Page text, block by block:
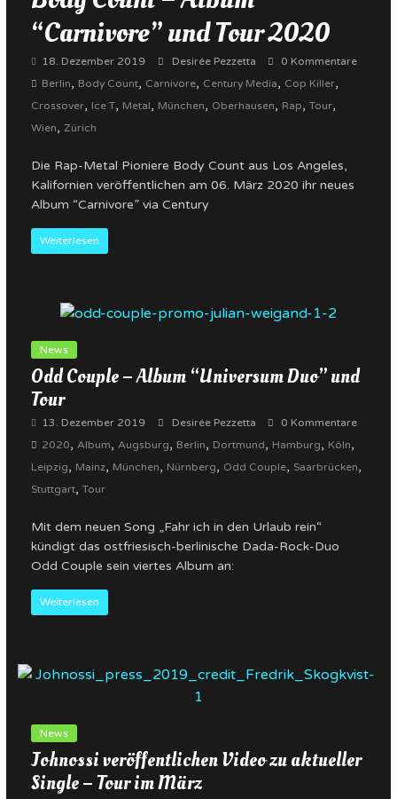
“Carnivore” und Tour 2020
18. Dezember 2019 Desirée Pezzetta
0 Kommentare
Berlin, Body Count, Carnivore, Century Media, Cop Killer,
Crossover, Ice T, Metal, München, Oberhausen, Rap, Tour,
Wien, Zürich
Die Rap-Metal Pioniere Body Count aus Los Angeles,
Kalifornien veröffentlichen am 06. März 2020 ihr neues
Album “Carnivore” via Century
Weiterlesen
News
Odd Couple – Album “Universum Duo” und
Tour
13. Dezember 2019 Desirée Pezzetta
0 Kommentare
2020, Album, Augsburg, Berlin, Dortmund, Hamburg, Köln,
Leipzig, Mainz, München, Nürnberg, Odd Couple, Saarbrücken,
Stuttgart, Tour
Mit dem neuen Song „Fahr ich in den Urlaub rein“
kündigt das ostfriesisch-berlinische Dada-Rock-Duo
Odd Couple sein viertes Album an:
Weiterlesen
News
Johnossi veröffentlichen Video zu aktueller
Single – Tour im März